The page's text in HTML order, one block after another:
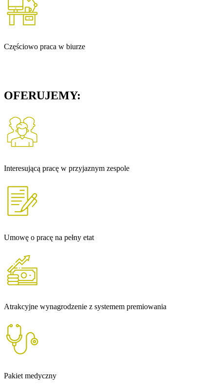
Częściowo praca w biurze
OFERUJEMY:
Interesującą pracę w przyjaznym zespole
Umowę o pracę na pełny etat
Atrakcyjne wynagrodzenie z systemem premiowania
Pakiet medyczny